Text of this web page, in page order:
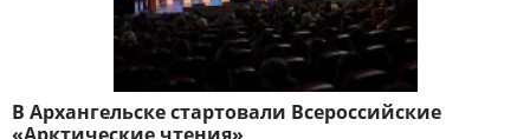
В Архангельске стартовали Всероссийские